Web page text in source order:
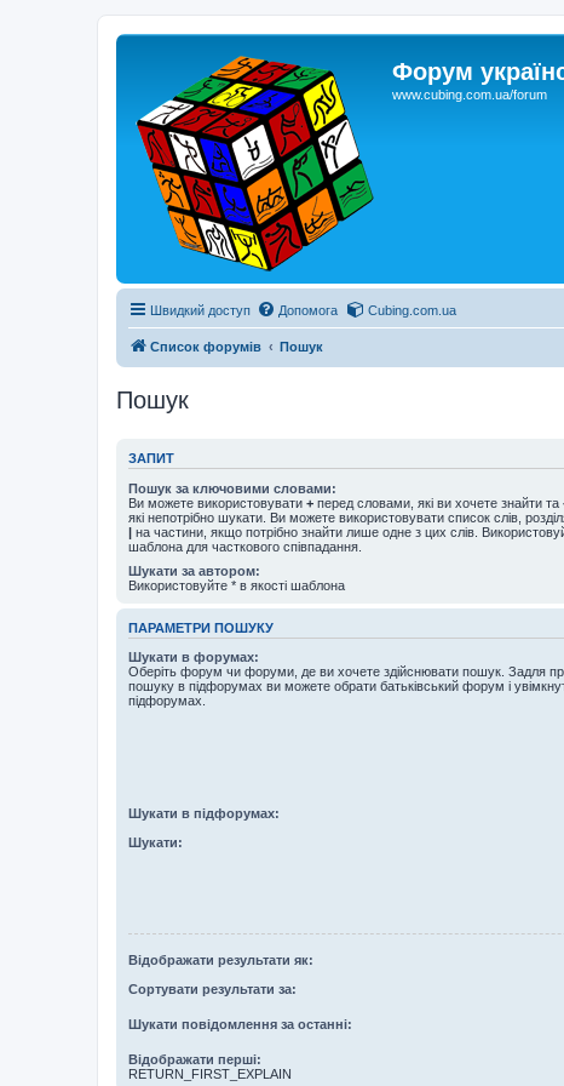
Форум
www.cubing.com.ua/forum
Швидкий доступ Допомога Cubing.com.ua
Список форумів Пошук
Пошук
ЗАПИТ
Пошук за ключовими словами:
Ви можете використовувати + перед словами, які ви хочете знайти та
які непотрібно шукати. Ви можете використовувати список слів,
| на частини, якщо потрібно знайти лише одне з цих слів.
шаблона для часткового співпадання.
Шукати за автором:
Використовуйте * в якості шаблона
ПАРАМЕТРИ ПОШУКУ
Шукати в форумах:
Оберіть форум чи форуми, де ви хочете здійснювати пошук. Задля
пошуку в підфорумах ви можете обрати батьківський форум і
підфорумах.
Шукати в підфорумах:
Шукати:
Відображати результати як:
Сортувати результати за:
Шукати повідомлення за останні:
Відображати перші:
RETURN_FIRST_EXPLAIN